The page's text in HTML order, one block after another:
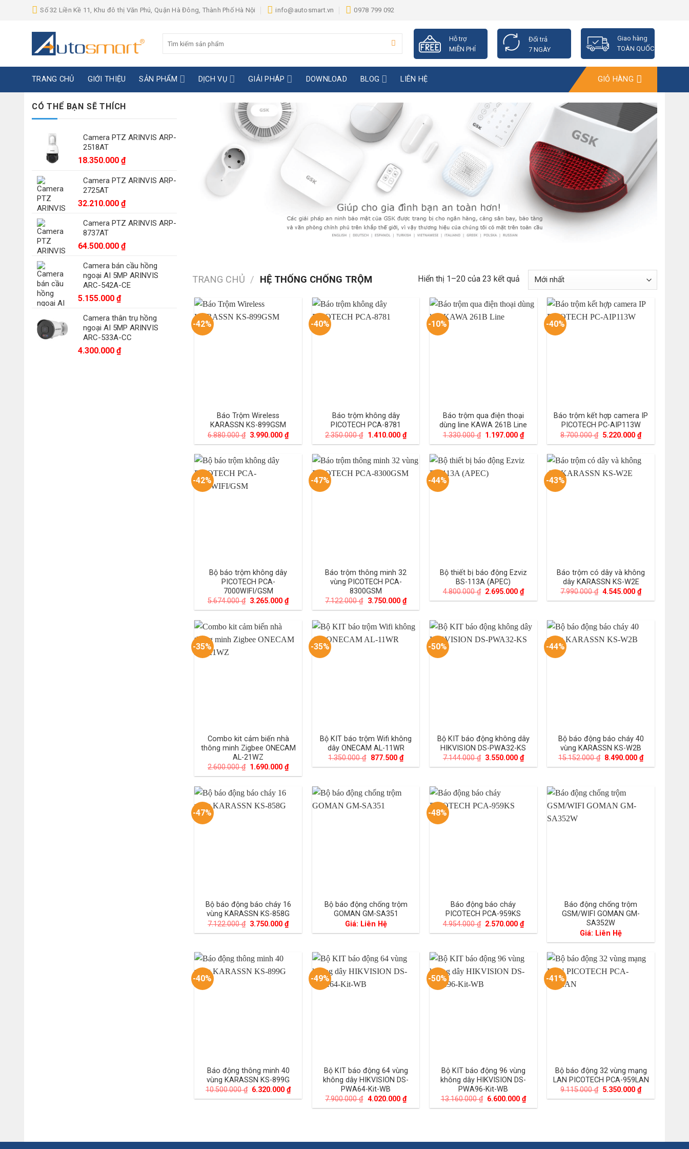
Số 32 Liền Kề 11, Khu đô thị Văn Phú, Quận Hà Đông, Thành Phố Hà Nội info@autosmart.vn 0978 799 092
kiếm:
Hỗ trợ
MIỄN PHÍ
Đổi trả
7 NGÀY
Giao hàng
TOÀN QUỐC
TRANG CHỦ GIỚI THIỆU SẢN PHẨM DỊCH VỤ GIẢI PHÁP DOWNLOAD BLOG LIÊN HỆ GIỎ HÀNG
CÓ THỂ BẠN SẼ THÍCH
Camera PTZ ARINVIS ARP-
2518AT
18.350.000 ₫
Camera PTZ ARINVIS ARP-
2725AT
32.210.000 ₫
Camera PTZ ARINVIS ARP-
8737AT
64.500.000 ₫
Camera bán cầu hồng
ngoại AI 5MP ARINVIS
ARC-542A-CE
5.155.000 ₫
Camera thân trụ hồng
ngoại AI 5MP ARINVIS
ARC-533A-CC
4.300.000 ₫
TRANG CHỦ / HỆ THỐNG CHỐNG TRỘM Hiển thị 1–20 của 23 kết quả
-42%
Báo Trộm Wireless
KARASSN KS-899GSM
6.880.000₫ Giá
6.880.000 ₫.
3.990.000₫Giá
hiện
3.990.000 ₫.
-40%
Báo trộm không dây
PICOTECH PCA-8781
2.350.000₫ Giá
2.350.000 ₫.
1.410.000 ₫Giá
hiện
là:
1.410.000 ₫.
-10%
Báo trộm qua điện thoại
dùng line KAWA 261B Line
1.330.000₫ Giá
1.330.000 ₫.
1.197.000₫Giá
hiện
1.197.000 ₫.
-40%
Báo trộm kết hợp camera IP
PICOTECH PC-AIP113W
8.700.000₫ Giá
8.700.000 ₫.
5.220.000₫Giá
hiện
5.220.000 ₫.
-42%
Bộ báo trộm không dây
PICOTECH PCA-
7000WIFI/GSM
5.674.000₫ Giá
gốc
5.674.000 ₫.
3.265.000₫Giá
hiện
3.265.000 ₫.
-47%
Báo trộm thông minh 32
vùng PICOTECH PCA-
8300GSM
7.122.000₫ Giá
gốc
7.122.000 ₫.
3.750.000 ₫Giá
hiện
là:
3.750.000 ₫.
-44%
Bộ thiết bị báo động Ezviz
BS-113A (APEC)
4.800.000₫ Giá
gốc
2.695.000₫Giá
hiện
2.695.000 ₫.
-43%
Báo trộm có dây và không
dây KARASSN KS-W2E
7.990.000₫ Giá
gốc
4.545.000₫Giá
hiện
-35%
Combo kit cảm biến nhà
thông minh Zigbee ONECAM
AL-21WZ
2.600.000₫ Giá
2.600.000 ₫.
1.690.000₫Giá
hiện
1.690.000 ₫.
-35%
Bộ KIT báo trộm Wifi không
dây ONECAM AL-11WR
1.350.000₫ Giá
877.500 ₫Giá
hiện
877.500 ₫.
-50%
Bộ KIT báo động không dây
HIKVISION DS-PWA32-KS
7.144.000₫ Giá
3.550.000₫Giá
hiện
3.550.000 ₫.
-44%
Bộ báo động báo cháy 40
vùng KARASSN KS-W2B
15.152.000₫ Giá
8.490.000₫Giá
hiện
-47%
Bộ báo động báo cháy 16
vùng KARASSN KS-858G
7.122.000₫ Giá
3.750.000₫Giá
hiện
3.750.000 ₫.
Bộ báo động chống trộm
GOMAN GM-SA351
Giá: Liên Hệ
-48%
Báo động báo cháy
PICOTECH PCA-959KS
4.954.000₫ Giá
2.570.000₫Giá
hiện
2.570.000 ₫.
Báo động chống trộm
GSM/WIFI GOMAN GM-
SA352W
Giá: Liên Hệ
-40%
Báo động thông minh 40
vùng KARASSN KS-899G
10.500.000₫ Giá
gốc
6.320.000₫Giá
hiện
-49%
Bộ KIT báo động 64 vùng
không dây HIKVISION DS-
PWA64-Kit-WB
7.900.000₫ Giá
gốc
4.020.000 ₫Giá
hiện
-50%
Bộ KIT báo động 96 vùng
không dây HIKVISION DS-
PWA96-Kit-WB
13.160.000₫ Giá
gốc
6.600.000₫Giá
hiện
-41%
Bộ báo động 32 vùng mạng
LAN PICOTECH PCA-959LAN
9.115.000₫ Giá
gốc
5.350.000₫Giá
hiện